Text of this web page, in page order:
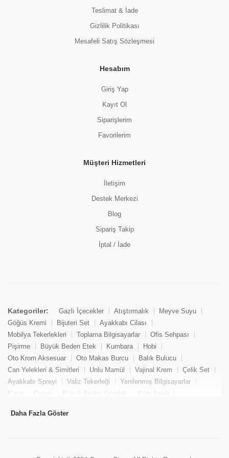
Teslimat & İade
Gizlilik Politikası
Mesafeli Satış Sözleşmesi
Hesabım
Giriş Yap
Kayıt Ol
Siparişlerim
Favorilerim
Müşteri Hizmetleri
İletişim
Destek Merkezi
Blog
Sipariş Takip
İptal / İade
Kategoriler: Gazlı İçecekler Atıştırmalık
Meyve Suyu
Göğüs Kremi
Bijuteri Set
Ayakkabı Cilası
Mobilya Tekerlekleri
Toplama Bilgisayarlar
Ofis Sehpası
Pişirme
Büyük Beden Etek Kumbara
Hobi
Oto Krom Aksesuar
Oto Makas Burcu
Balık Bulucu
Can Yelekleri & Simitleri
Unlu Mamül Vajinal Krem
Çelik Set
Ayakkabı Spreyi
Valiz Tekerleği
Yenilenmiş Bilgisayarlar
Kasa
Cezve Büyük Beden Gömlek
Kum Saati
Tekne Bağlama & Demirleme
Daha Fazla Göster